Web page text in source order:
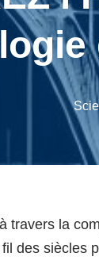
travers la
des siècles